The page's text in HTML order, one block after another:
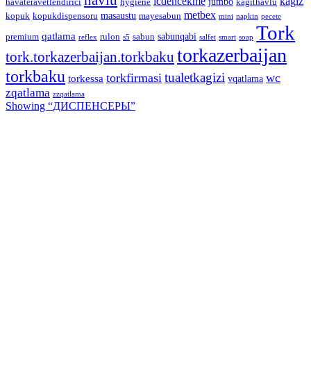
kopuk kopukdispensoru masaustu mayesabun metbex mini napkin pecete
premium qatlama reflex rulon s5 sabun sabunqabi salfet smart soap Tork
tork.torkazerbaijan.torkbaku torkazerbaijan
torkbaku torkessa torkfirmasi tualetkagizi vqatlama wc
zqatlama zzqatlama
Showing “ДИСПЕНСЕРЫ”